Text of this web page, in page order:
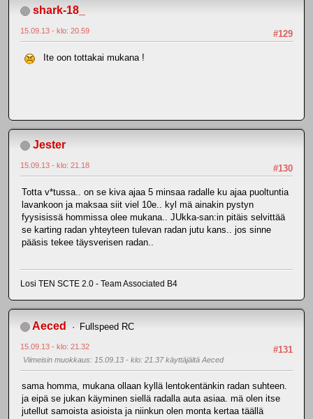
shark-18_
#129
15.09.13 - klo: 20.59
Ite oon tottakai mukana !
Jester
#130
15.09.13 - klo: 21.18
Totta v*tussa.. on se kiva ajaa 5 minsaa radalle ku ajaa puoltuntia
lavankoon ja maksaa siit viel 10e.. kyl mä ainakin pystyn
fyysisissä hommissa olee mukana.. JUkka-san:in pitäis selvittää
se karting radan yhteyteen tulevan radan jutu kans.. jos sinne
pääsis tekee täysverisen radan..
Losi TEN SCTE 2.0 - Team Associated B4
Aeced Fullspeed RC
#131
15.09.13 - klo: 21.32
Viimeisin muokkaus: 15.09.13 - klo: 21.37 käyttäjältä Aeced
sama homma, mukana ollaan kyllä lentokentänkin radan suhteen.
ja eipä se jukan käyminen siellä radalla auta asiaa. mä olen itse
jutellut samoista asioista ja niinkun olen monta kertaa täällä